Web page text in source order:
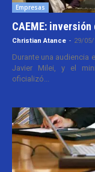
Empresas
CAEME:
Christian Atance - 29/05/
Durante una audiencia
Javier Milei, y el
oficializó...